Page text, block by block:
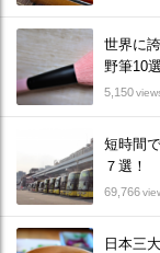
世界に
野筆10選
5,150
短時間
７選！
69,766
日本三